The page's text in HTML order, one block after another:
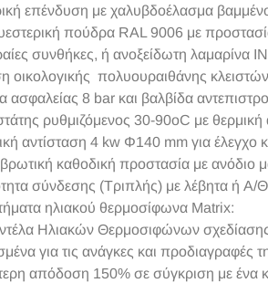
επένδυση με χαλυβδοέλασμα
πούδρα RAL 9006 με
συνθήκες, ή ανοξείδωτη λαμαρίνα
οικολογικής πολυουραιθάνης
ασφαλείας 8 bar και βαλβίδα
ρυθμιζόμενος 30-90οC με θερμική
αντίσταση 4 kw Φ140 mm για έλεγχο
καθοδική προστασία με ανόδιο
σύνδεσης (Τριπλής) με λέβητα ή Α/
ηλιακού θερμοσίφωνα Matrix:
Ηλιακών Θερμοσιφώνων
για τις ανάγκες και προδιαγραφές
απόδοση 150% σε σύγκριση με ένα